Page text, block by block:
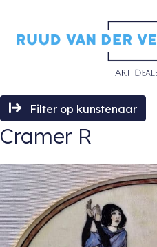
Filter op kunstenaar
Cramer R